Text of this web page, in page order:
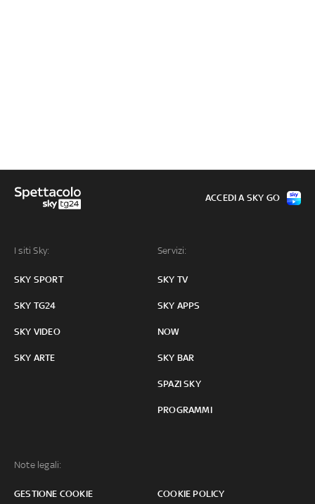
I siti Sky:
SKY SPORT
SKY TG24
SKY VIDEO
SKY ARTE
Servizi:
SKY TV
SKY APPS
NOW
SKY BAR
SPAZI SKY
PROGRAMMI
Note legali:
GESTIONE COOKIE COOKIE POLICY
ACCEDI A SKY GO